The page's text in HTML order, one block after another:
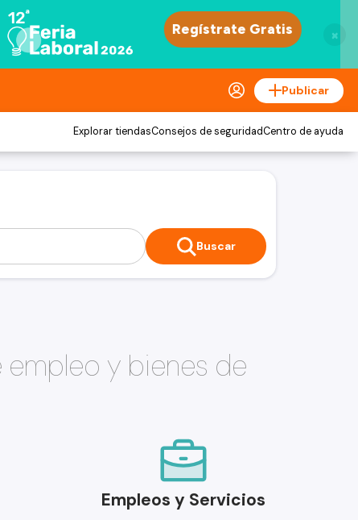
×
Publicar
Explorar tiendasConsejos de seguridadCentro de ayuda
Buscar
empleo y bienes de
Empleos y Servicios